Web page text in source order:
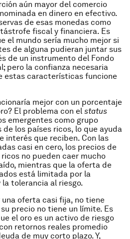
aún mayor del comercio
en dinero en efectivo.
de esas monedas como
fiscal y financiera. Es
el mundo sería mucho mejor si
de alguna pudieran juntar sus
de un instrumento del Fondo
pero la confianza necesaria
estas características funcione
mejor con un porcentaje
El problema con el status
emergentes como grupo
los países ricos, lo que ayuda
interés que reciben. Con las
casi en cero, los precios de
no pueden caer mucho
mientras que la oferta de
está limitada por la
tolerancia al riesgo.
una oferta casi fija, no tiene
precio no tiene un límite. Es
el oro es un activo de riesgo
retornos reales promedio
de muy corto plazo. Y,